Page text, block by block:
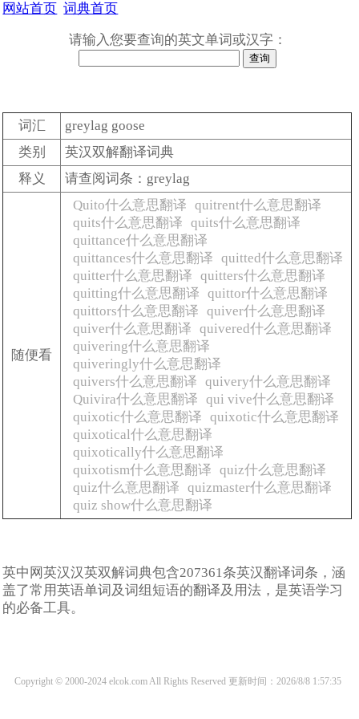
网站首页 词典首页
请输入您要查询的英文单词或汉字：
词汇
greylag goose
类别
英汉双解翻译词典
释义
请查阅词条：greylag
随便看
Quito什么意思翻译 quitrent什么意思翻译
quits什么意思翻译 quits什么意思翻译
quittance什么意思翻译
quittances什么意思翻译 quitted什么意思翻译
quitter什么意思翻译 quitters什么意思翻译
quitting什么意思翻译 quittor什么意思翻译
quittors什么意思翻译 quiver什么意思翻译
quiver什么意思翻译 quivered什么意思翻译
quivering什么意思翻译
quiveringly什么意思翻译
quivers什么意思翻译 quivery什么意思翻译
Quivira什么意思翻译 qui vive什么意思翻译
quixotic什么意思翻译 quixotic什么意思翻译
quixotical什么意思翻译
quixotically什么意思翻译
quixotism什么意思翻译 quiz什么意思翻译
quiz什么意思翻译 quizmaster什么意思翻译
quiz show什么意思翻译
英中网英汉汉英双解词典包含207361条英汉翻译词条，涵
盖了常用英语单词及词组短语的翻译及用法，是英语学习
的必备工具。
Copyright © 2000-2024 elcok.com All Rights Reserved 更新时间：2026/8/8 1:57:35